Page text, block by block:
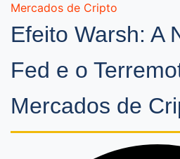
Mercados de Cripto
Efeito Warsh: A
Fed e o
Mercados de